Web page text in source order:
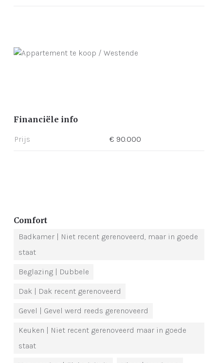
Financiële info
Prijs € 90.000
Comfort
Badkamer | Niet recent gerenoveerd, maar in goede
staat
Beglazing | Dubbele
Dak | Dak recent gerenoveerd
Gevel | Gevel werd reeds gerenoveerd
Keuken | Niet recent gerenoveerd maar in goede
staat